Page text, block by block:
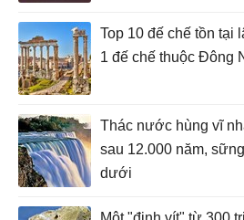
Top 10 đế chế tồn tại
1 đế chế thuộc Đông
Thác nước hùng vĩ
sau 12.000 năm,
dưới